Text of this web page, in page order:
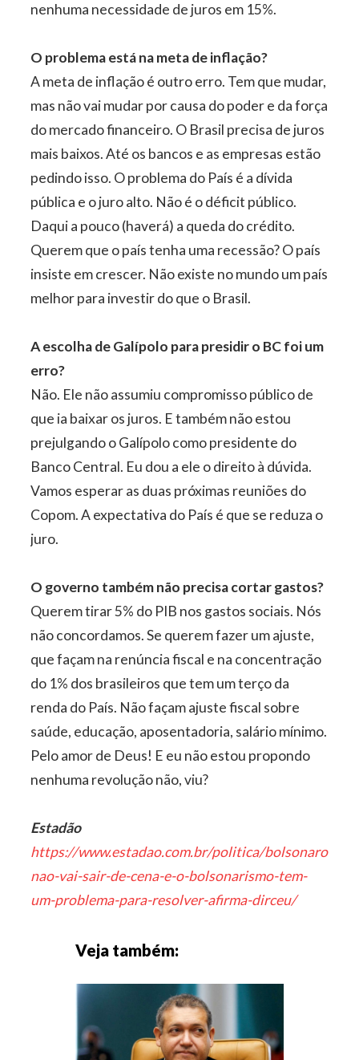
nenhuma necessidade de juros em 15%.
O problema está na meta de inflação?
A meta de inflação é outro erro. Tem que mudar,
mas não vai mudar por causa do poder e da força
do mercado financeiro. O Brasil precisa de juros
mais baixos. Até os bancos e as empresas estão
pedindo isso. O problema do País é a dívida
pública e o juro alto. Não é o déficit público.
Daqui a pouco (haverá) a queda do crédito.
Querem que o país tenha uma recessão? O país
insiste em crescer. Não existe no mundo um país
melhor para investir do que o Brasil.
A escolha de Galípolo para presidir o BC foi um
erro?
Não. Ele não assumiu compromisso público de
que ia baixar os juros. E também não estou
prejulgando o Galípolo como presidente do
Banco Central. Eu dou a ele o direito à dúvida.
Vamos esperar as duas próximas reuniões do
Copom. A expectativa do País é que se reduza o
juro.
O governo também não precisa cortar gastos?
Querem tirar 5% do PIB nos gastos sociais. Nós
não concordamos. Se querem fazer um ajuste,
que façam na renúncia fiscal e na concentração
do 1% dos brasileiros que tem um terço da
renda do País. Não façam ajuste fiscal sobre
saúde, educação, aposentadoria, salário mínimo.
Pelo amor de Deus! E eu não estou propondo
nenhuma revolução não, viu?
Estadão
https://www.estadao.com.br/politica/bolsonaro-
nao-vai-sair-de-cena-e-o-bolsonarismo-tem-
um-problema-para-resolver-afirma-dirceu/
Veja também: